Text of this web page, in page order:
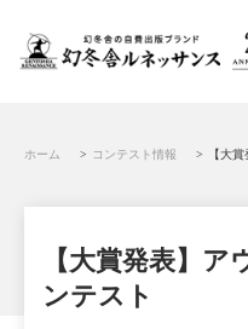
ホーム コンテスト情報 【大
【大賞発表】
ンテスト